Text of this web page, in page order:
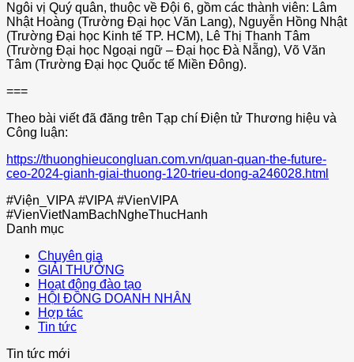
Ngôi vị Quý quân, thuộc về Đội 6, gồm các thành viên: Lâm
Nhật Hoàng (Trường Đại học Văn Lang), Nguyễn Hồng Nhật
(Trường Đại học Kinh tế TP. HCM), Lê Thị Thanh Tâm
(Trường Đại học Ngoại ngữ – Đại học Đà Nẵng), Võ Văn
Tâm (Trường Đại học Quốc tế Miền Đông).
===
Theo bài viết đã đăng trên Tạp chí Điện tử Thương hiệu và
Công luận:
https://thuonghieucongluan.com.vn/quan-quan-the-future-
ceo-2024-gianh-giai-thuong-120-trieu-dong-a246028.html
#Viện_VIPA #VIPA #VienVIPA
#VienVietNamBachNgheThucHanh
Danh mục
Chuyên gia
GIẢI THƯỞNG
Hoạt động đào tạo
HỘI ĐỒNG DOANH NHÂN
Hợp tác
Tin tức
Tin tức mới